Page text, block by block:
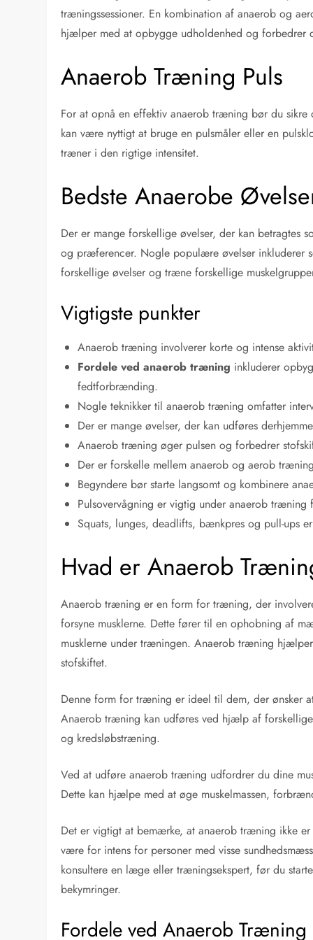
træningssessioner. En kombination af anaerob og
hjælper med at opbygge udholdenhed og forbedrer
Anaerob Træning Puls
For at opnå en effektiv anaerob træning bør du
kan være nyttigt at bruge en pulsmåler eller en
træner i den rigtige intensitet.
Bedste Anaerobe
Der er mange forskellige øvelser, der kan betragtes
og præferencer. Nogle populære øvelser inkluderer
forskellige øvelser og træne forskellige
Vigtigste punkter
Anaerob træning involverer korte og intense
Fordele ved anaerob træning inkluderer
fedtforbrænding.
Nogle teknikker til anaerob træning omfatter
Der er mange øvelser, der kan udføres
Anaerob træning øger pulsen og forbedrer
Der er forskelle mellem anaerob og aerob
Begyndere bør starte langsomt og kombinere
Pulsovervågning er vigtig under anaerob træning
Squats, lunges, deadlifts, bænkpres og pull-ups
Hvad er Anaerob
Anaerob træning er en form for træning, der
forsyne musklerne. Dette fører til en ophobning af
musklerne under træningen. Anaerob træning
stofskiftet.
Denne form for træning er ideel til dem, der ønsker
Anaerob træning kan udføres ved hjælp af
og kredsløbstræning.
Ved at udføre anaerob træning udfordrer du dine
Dette kan hjælpe med at øge muskelmassen,
Det er vigtigt at bemærke, at anaerob træning ikke
være for intens for personer med visse
konsultere en læge eller træningsekspert, før du
bekymringer.
Fordele ved Anaerob Træning